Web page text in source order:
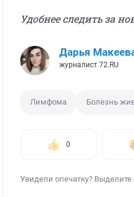
Удобнее следить за
Дарья
журналист 72.RU
Лимфома Болезнь
0
Увидели опечатку?